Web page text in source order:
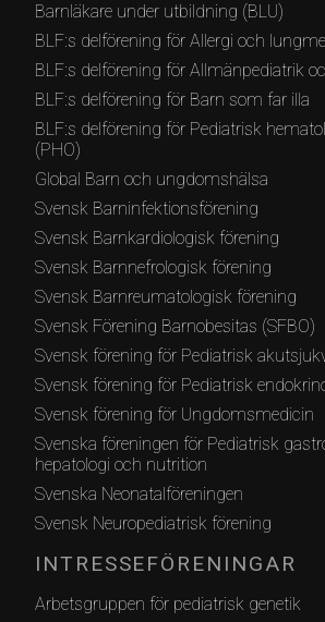
Barnläkare under utbildning (BLU)
BLF:s delförening för Allergi och
BLF:s delförening för Allmänpediatrik
BLF:s delförening för Barn som far illa
BLF:s delförening för Pediatrisk
(PHO)
Global Barn och ungdomshälsa
Svensk Barninfektionsförening
Svensk Barnkardiologisk förening
Svensk Barnnefrologisk förening
Svensk Barnreumatologisk förening
Svensk Förening Barnobesitas (SFBO)
Svensk förening för Pediatrisk
Svensk förening för Pediatrisk
Svensk förening för Ungdomsmedicin
Svenska föreningen för Pediatrisk
hepatologi och nutrition
Svenska Neonatalföreningen
Svensk Neuropediatrisk förening
INTRESSEFÖRENINGAR
Arbetsgruppen för pediatrisk genetik